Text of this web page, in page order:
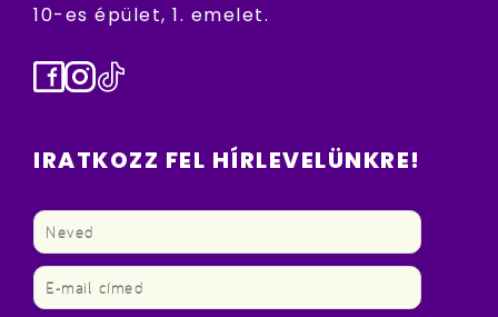
10-es épület, 1. emelet.
Facebook
Instagram
TikTok
IRATKOZZ FEL HÍRLEVELÜNKRE!